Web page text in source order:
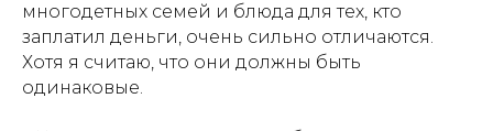
многодетных семей и блюда для тех, кто
заплатил деньги, очень сильно отличаются.
Хотя я считаю, что они должны быть
одинаковые.